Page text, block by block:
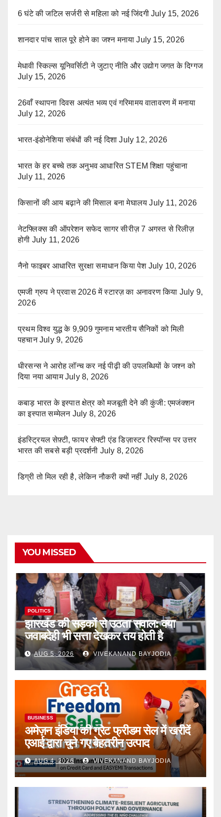
6 घंटे की जटिल सर्जरी से महिला को नई जिंदगी July 15, 2026
शानदार पांच साल पूरे होने का जश्न मनाया July 15, 2026
मेधावी स्किल्स यूनिवर्सिटी ने जुटाए नीति और उद्योग जगत के दिग्गज
July 15, 2026
26वाँ स्थापना दिवस अत्यंत भव्य एवं गरिमामय वातावरण में मनाया
July 12, 2026
भारत-इंडोनेशिया संबंधों की नई दिशा July 12, 2026
भारत के हर बच्चे तक अनुभव आधारित STEM शिक्षा पहुंचाना
July 11, 2026
किसानों की आय बढ़ाने की मिसाल बना मेघालय July 11, 2026
नेटफ्लिक्स की ऑपरेशन सफेद सागर सीरीज़ 7 अगस्त से रिलीज़
होगी July 11, 2026
नैनो फाइबर आधारित सुरक्षा समाधान किया पेश July 10, 2026
एमजी ग्रुप ने प्रवास 2026 में स्टारज़ का अनावरण किया July 9,
2026
प्रथम विश्व युद्ध के 9,909 गुमनाम भारतीय सैनिकों को मिली
पहचान July 9, 2026
धीरसन्स ने आरोह लॉन्च कर नई पीढ़ी की उपलब्धियों के जश्न को
दिया नया आयाम July 8, 2026
कबाड़ भारत के इस्पात क्षेत्र को मजबूती देने की कुंजी: एमजंक्शन
का इस्पात सम्मेलन July 8, 2026
इंडस्ट्रियल सेफ़्टी, फायर सेफ्टी एंड डिज़ास्टर रिस्पॉन्स पर उत्तर
भारत की सबसे बड़ी प्रदर्शनी July 8, 2026
डिग्री तो मिल रही है, लेकिन नौकरी क्यों नहीं July 8, 2026
YOU MISSED
POLITICS
झारखंड की सड़कों से उठता सवाल: क्या
जवाबदेही भी सत्ता देखकर तय होती है
AUG 5, 2026 VIVEKANAND BAYJODIA
BUSINESS
अमेज़न इंडिया की ग्रेट फ्रीडम सेल में खरीदें
एआई द्वारा चुने गए बेहतरीन उत्पाद
AUG 4, 2026 VIVEKANAND BAYJODIA